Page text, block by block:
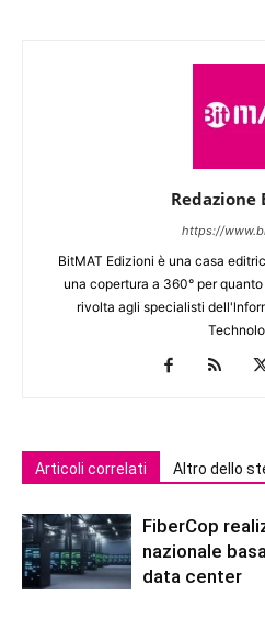
Redazione
https://
BitMAT Edizioni è una casa
una copertura a 360° per
rivolta agli specialisti
Articoli correlati Altro dello
FiberCop
nazionale
data center